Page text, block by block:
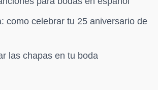
como celebrar tu 25 aniversario de
las chapas en tu boda